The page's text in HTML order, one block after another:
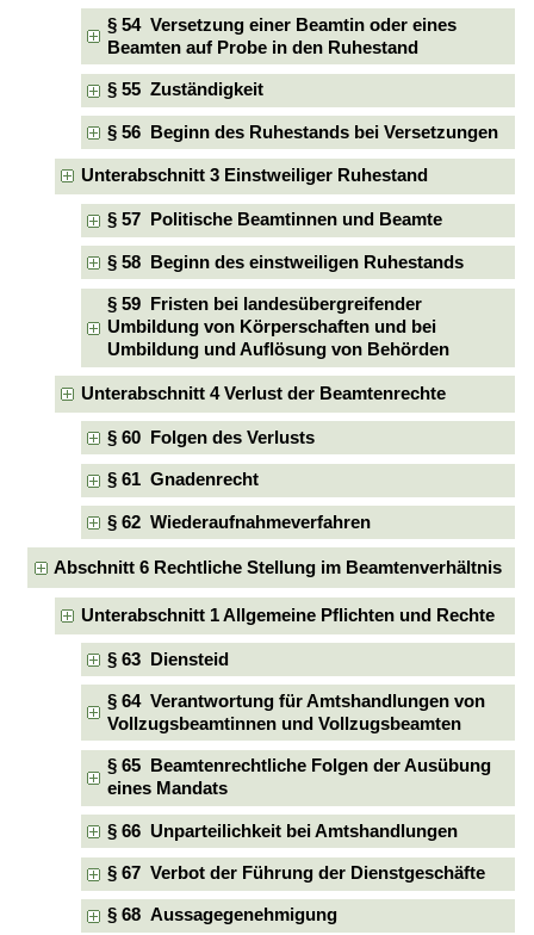
§ 54 Versetzung einer Beamtin oder eines
Beamten auf Probe in den Ruhestand
§ 55 Zuständigkeit
§ 56 Beginn des Ruhestands bei Versetzungen
Unterabschnitt 3 Einstweiliger Ruhestand
§ 57 Politische Beamtinnen und Beamte
§ 58 Beginn des einstweiligen Ruhestands
§ 59 Fristen bei landesübergreifender
Umbildung von Körperschaften und bei
Umbildung und Auflösung von Behörden
Unterabschnitt 4 Verlust der Beamtenrechte
§ 60 Folgen des Verlusts
§ 61 Gnadenrecht
§ 62 Wiederaufnahmeverfahren
Abschnitt 6 Rechtliche Stellung im Beamtenverhältnis
Unterabschnitt 1 Allgemeine Pflichten und Rechte
§ 63 Diensteid
§ 64 Verantwortung für Amtshandlungen von
Vollzugsbeamtinnen und Vollzugsbeamten
§ 65 Beamtenrechtliche Folgen der Ausübung
eines Mandats
§ 66 Unparteilichkeit bei Amtshandlungen
§ 67 Verbot der Führung der Dienstgeschäfte
§ 68 Aussagegenehmigung